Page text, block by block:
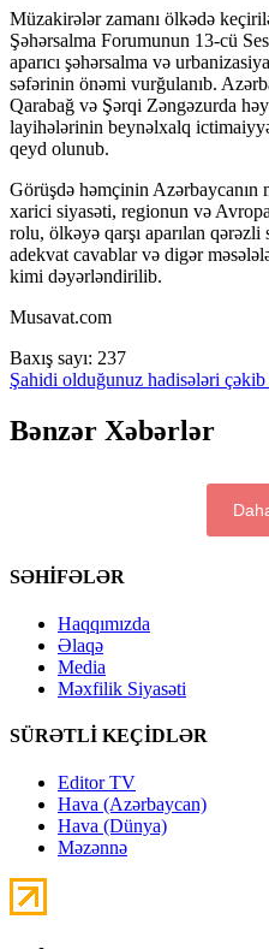
Müzakirələr zamanı ölkədə
Şəhərsalma Forumunun 13-cü
aparıcı şəhərsalma və
səfərinin önəmi vurğulanıb.
Qarabağ və Şərqi Zəngəzurda
layihələrinin beynəlxalq
qeyd olunub.
Görüşdə həmçinin Azərbaycanın
xarici siyasəti, regionun və
rolu, ölkəyə qarşı aparılan
adekvat cavablar və digər
kimi dəyərləndirilib.
Musavat.com
Baxış sayı: 237
Şahidi olduğunuz hadisələri
Bənzər Xəbərlər
SƏHİFƏLƏR
Haqqımızda
Əlaqə
Media
Məxfilik Siyasəti
SÜRƏTLİ KEÇİDLƏR
Editor TV
Hava (Azərbaycan)
Hava (Dünya)
Məzənnə